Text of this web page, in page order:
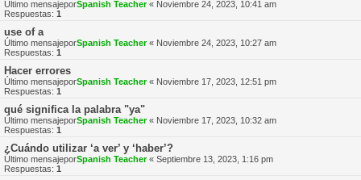
Último mensajeporSpanish Teacher« Noviembre 24, 2023, 10:41 am
Respuestas: 1
use of a
Último mensajeporSpanish Teacher« Noviembre 24, 2023, 10:27 am
Respuestas: 1
Hacer errores
Último mensajeporSpanish Teacher« Noviembre 17, 2023, 12:51 pm
Respuestas: 1
qué significa la palabra "ya"
Último mensajeporSpanish Teacher« Noviembre 17, 2023, 10:32 am
Respuestas: 1
¿Cuándo utilizar ‘a ver’ y ‘haber’?
Último mensajeporSpanish Teacher« Septiembre 13, 2023, 1:16 pm
Respuestas: 1